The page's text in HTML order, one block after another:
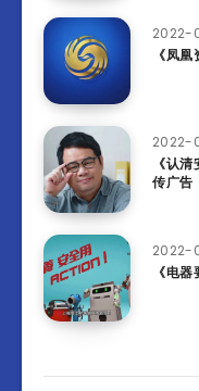
2022-
《凤
2022-
《认
传广告
2022-
《电